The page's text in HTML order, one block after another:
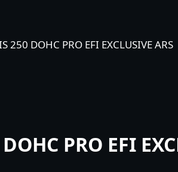
DOHC PRO EFI EXCLUSIVE ARS
PRO EFI